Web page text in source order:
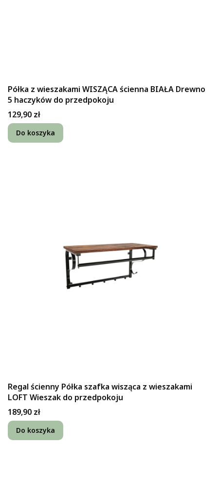
Półka z wieszakami WISZĄCA ścienna BIAŁA Drewno
5 haczyków do przedpokoju
Cena
129,90 zł
Do koszyka
Regal ścienny Półka szafka wisząca z wieszakami
LOFT Wieszak do przedpokoju
Cena
189,90 zł
Do koszyka